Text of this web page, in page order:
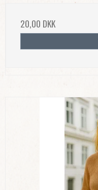
20,00 DKK